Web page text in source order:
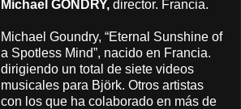
Michael GONDRY,director. Francia.
Michael Goundry, “Eternal Sunshine of
a Spotless Mind”, nacido en Francia.
dirigiendo un total de siete videos
musicales para Björk. Otros artistas
con los que ha colaborado en más de